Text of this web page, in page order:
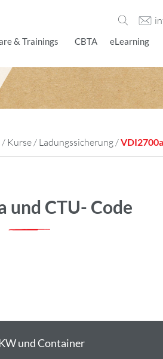
& Trainings CBTA eLearning
/ Kurse / Ladungssicherung /
und CTU- Code
und Container